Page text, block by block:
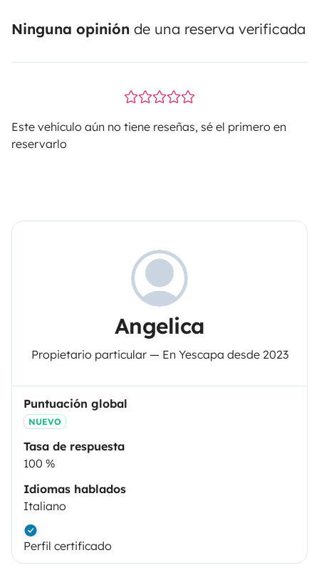
Ninguna opinión de una reserva verificada
Este vehículo aún no tiene reseñas, sé el primero en
reservarlo
Angelica
Propietario particular — En Yescapa desde 2023
Puntuación global
NUEVO
Tasa de respuesta
100 %
Idiomas hablados
Italiano
Perfil certificado